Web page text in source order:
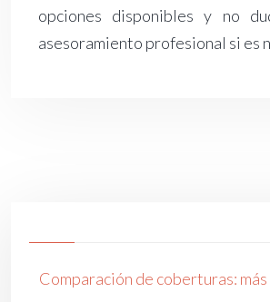
opciones disponibles y no
asesoramiento profesional si es
Comparación de coberturas: